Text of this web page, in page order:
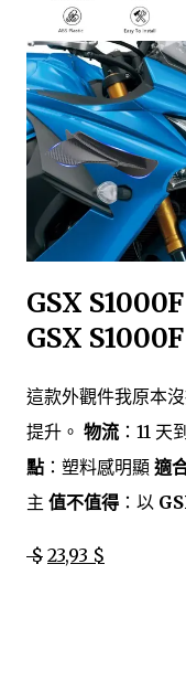
GSX
GSX
這款外觀件我原本
提升。 物流 ：11 天
點 ：塑料感明顯 適
主 值不值得 ：以
$ 23,93 $